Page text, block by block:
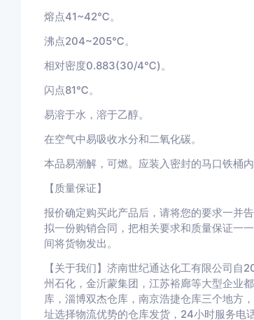
熔点41~42℃。
沸点204~205℃。
相对密度0.883(30/4℃)。
闪点81℃。
易溶于水，溶于乙醇。
在空气中易吸收水分和二氧化碳。
本品易潮解，可燃。应装入密封的马口铁桶
【质量保证】
报价确定购买此产品后，请将您的要求一并
拟一份购销合同，把相关要求和质量保证一
间将货物发出。
【关于我们】济南世纪通达化工有限公司自
州石化，金沂蒙集团，江苏裕廊等大型企业
库，淄博双杰仓库，南京浩捷仓库三个地方
址选择物流优势的仓库发货， 24小时服务电